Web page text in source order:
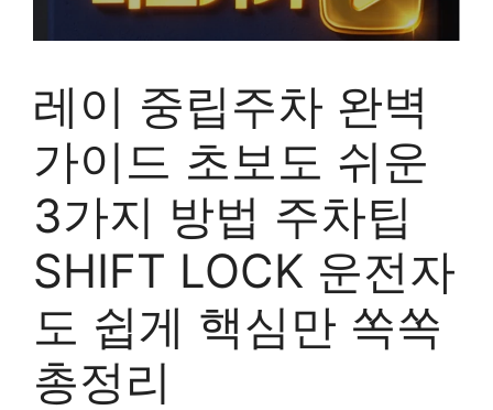
레이 중립주차 완벽
가이드 초보도 쉬운
3가지 방법 주차팁
SHIFT LOCK 운전자
도 쉽게 핵심만 쏙쏙
총정리